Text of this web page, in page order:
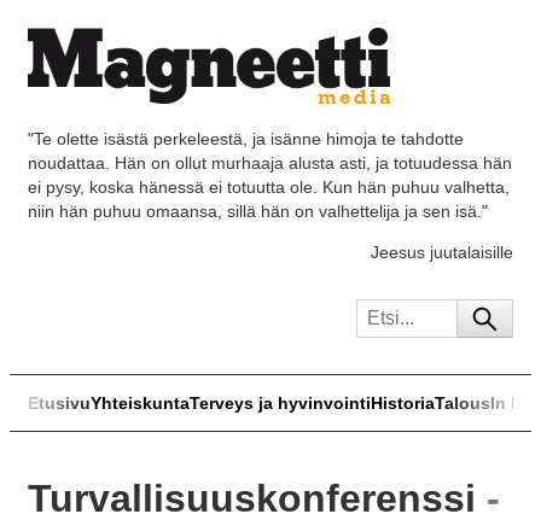
"Te olette isästä perkeleestä, ja isänne himoja te tahdotte
noudattaa. Hän on ollut murhaaja alusta asti, ja totuudessa hän
ei pysy, koska hänessä ei totuutta ole. Kun hän puhuu valhetta,
niin hän puhuu omaansa, sillä hän on valhettelija ja sen isä."
Jeesus juutalaisille
EtusivuYhteiskuntaTerveys ja hyvinvointiHistoriaTalousIn
Turvallisuuskonferenssi -